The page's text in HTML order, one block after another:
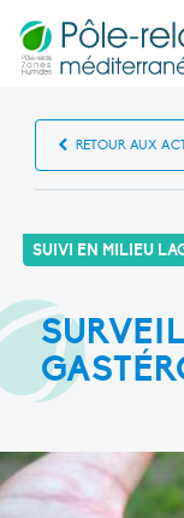
RETOUR AUX
SUIVI EN MILIEU